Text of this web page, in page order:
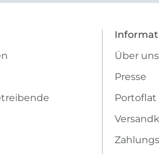
Über uns
Presse
Portoflat